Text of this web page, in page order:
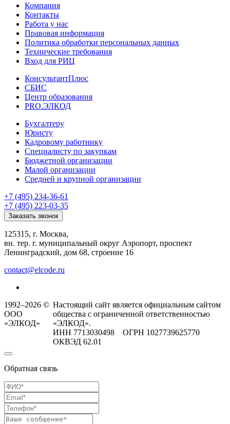
Компания
Контакты
Работа у нас
Правовая информация
Политика обработки персональных данных
Технические требования
Вход для РИЦ
КонсультантПлюс
СБИС
Центр образования
PRO.ЭЛКОД
Бухгалтеру
Юристу
Кадровому работнику
Специалисту по закупкам
Бюджетной организации
Малой организации
Средней и крупной организации
+7 (495) 234-36-61
+7 (495) 223-03-35
Заказать звонок
125315, г. Москва,
вн. тер. г. муниципальный округ Аэропорт, проспект
Ленинградский, дом 68, строение 16
contact@elcode.ru
1992–2026 ©
ООО
«ЭЛКОД»
Настоящий сайт является официальным сайтом
общества с ограниченной ответственностью
«ЭЛКОД».
ИНН 7713030498 ОГРН 1027739625770
ОКВЭД 62.01
Обратная связь